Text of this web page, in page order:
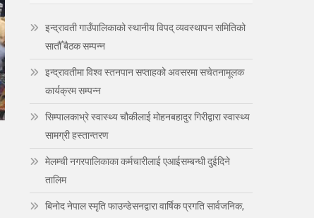
इन्द्रावती गाउँपालिकाको स्थानीय विपद् व्यवस्थापन समितिको
सातौँ बैठक सम्पन्न
इन्द्रावतीमा विश्व स्तनपान सप्ताहको अवसरमा सचेतनामूलक
कार्यक्रम सम्पन्न
सिम्पालकाभ्रे स्वास्थ्य चौकीलाई मोहनबहादुर गिरीद्वारा स्वास्थ्य
सामग्री हस्तान्तरण
मेलम्ची नगरपालिकाका कर्मचारीलाई एआईसम्बन्धी दुईदिने
तालिम
बिनोद नेपाल स्मृति फाउन्डेसनद्वारा वार्षिक प्रगति सार्वजनिक,